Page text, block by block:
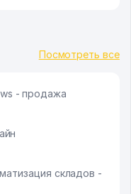
Посмотреть все
- продажа
складов -